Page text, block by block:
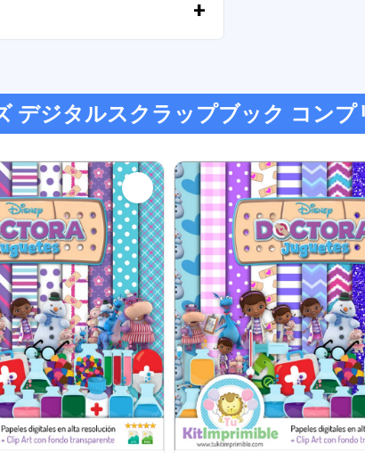
デジタルスクラップブック コン